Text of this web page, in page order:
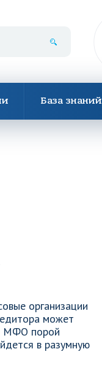
База знаний
организации
может
МФО порой
в разумную